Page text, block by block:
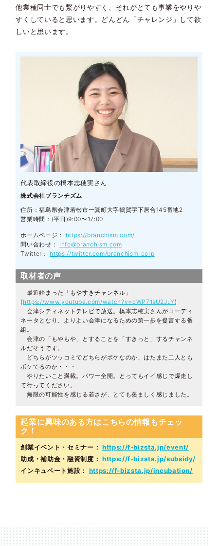
他業種同士でも繋がりやすく、それがとても事業をやりや
すくしていると思います。どんどん「チャレンジ」して欲
しいと思います。
株式会社ブランチズム
住所：福島県会津若松市一箕町大字鶴賀字下居合145番地2
営業時間：(平日)9:00〜17:00
ホームページ：
https://branchism.com/
問い合わせ：
info@branchism.com
Twitter：
https://twitter.com/branchism_corp
代表取締役の橋本志穂実さん
取材者の声
最近始まった「もやすきチャンネル」
(https://www.youtube.com/watch?v=cWP71sU2JuY)
会津シティネットテレビで放送。橋本志穂実さんがコーディ
ネータとなり、よりよい会津になるための第一歩を提言する番
組。
会津の「もやもや」とすることを「すきっと」するチャンネ
ルだそうです。
どちらがツッコミでどちらがボケなのか、はたまた二人とも
ボケてるのか・・・
やりたいこと満載。パワー全開。とってもイイ感じで爆走し
て行ってください。
無限の可能性を感じる若さが、とても羨ましく感じました。
起業に興味のある方はこちらの情報もチェッ
ク！
創業イベント・セミナー： https://f-bizsta.jp/event/
助成・補助金・融資制度： https://f-bizsta.jp/subsidy/
インキュベート施設：
https://f-bizsta.jp/incubation/